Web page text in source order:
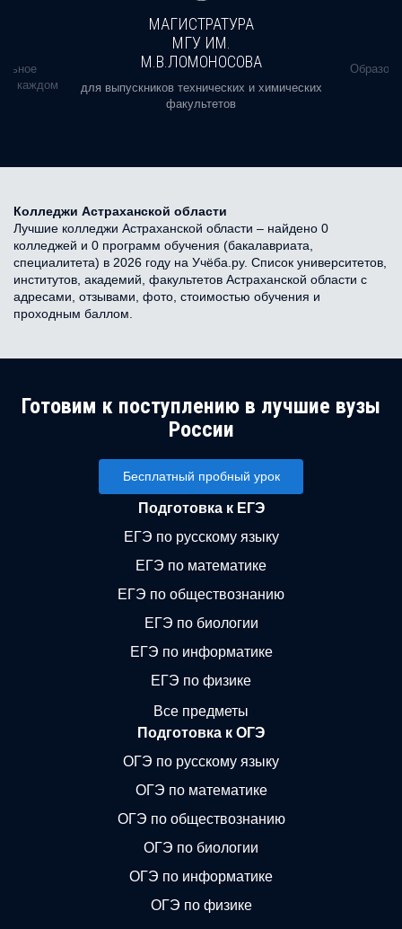
в каждом
МАГИСТРАТУРА
МГУ ИМ.
М.В.ЛОМОНОСОВА
для выпускников технических и химических
факультетов
Колледжи Астраханской области
Лучшие колледжи Астраханской области – найдено 0
колледжей и 0 программ обучения (бакалавриата,
специалитета) в 2026 году на Учёба.ру. Список университетов,
институтов, академий, факультетов Астраханской области с
адресами, отзывами, фото, стоимостью обучения и
проходным баллом.
Готовим к поступлению в лучшие вузы
России
Бесплатный пробный урок
Подготовка к ЕГЭ
ЕГЭ по русскому языку
ЕГЭ по математике
ЕГЭ по обществознанию
ЕГЭ по биологии
ЕГЭ по информатике
ЕГЭ по физике
Все предметы
Подготовка к ОГЭ
ОГЭ по русскому языку
ОГЭ по математике
ОГЭ по обществознанию
ОГЭ по биологии
ОГЭ по информатике
ОГЭ по физике